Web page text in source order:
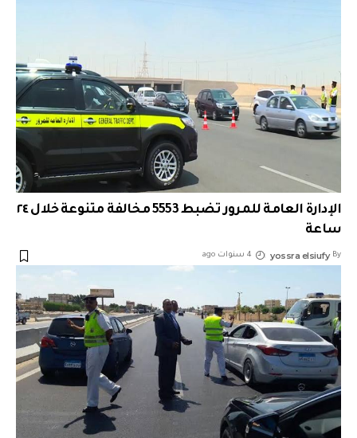
الإدارة العامة للمرور تضبط 5553 مخالفة متنوعة خلال ٢٤
ساعة
By
yossra elsiufy 4 سنوات ago